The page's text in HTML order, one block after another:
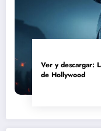
Ver y descargar:
de Hollywood